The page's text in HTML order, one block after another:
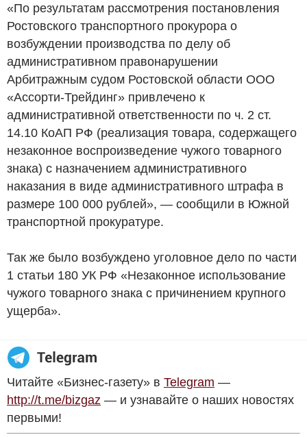
«По результатам рассмотрения постановления
Ростовского транспортного прокурора о
возбуждении производства по делу об
административном правонарушении
Арбитражным судом Ростовской области ООО
«Ассорти-Трейдинг» привлечено к
административной ответственности по ч. 2 ст.
14.10 КоАП РФ (реализация товара, содержащего
незаконное воспроизведение чужого товарного
знака) с назначением административного
наказания в виде административного штрафа в
размере 100 000 рублей», — сообщили в Южной
транспортной прокуратуре.
Так же было возбуждено уголовное дело по части
1 статьи 180 УК РФ «Незаконное использование
чужого товарного знака с причинением крупного
ущерба».
Читайте «Бизнес-газету» в Telegram —
http://t.me/bizgaz — и узнавайте о наших новостях
первыми!